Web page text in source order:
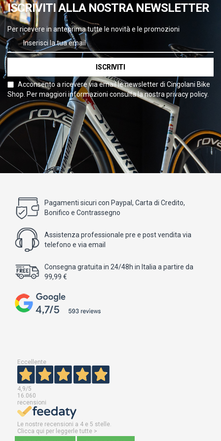
ISCRIVITI ALLA NOSTRA NEWSLETTER
Per ricevere in anteprima tutte le novità e le promozioni
ISCRIVITI
Acconsento a ricevere via email le newsletter di Cingolani Bike
Shop. Per maggiori informazioni consulta la nostra privacy policy.
Pagamenti sicuri con Paypal, Carta di Credito,
Bonifico e Contrassegno
Assistenza professionale pre e post vendita via
telefono e via email
Consegna gratuita in 24/48h in Italia a partire da
99,99 €
Eccellente
4,9/5
16.060
recensioni
Le nostre recensioni a 4 e 5 stelle.
Clicca qui per leggerle tutte >